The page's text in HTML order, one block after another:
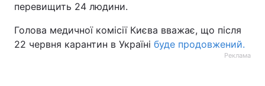
перевищить 24 людини.
Голова медичної комісії Києва вважає, що після
22 червня карантин в Україні буде продовжений.
Реклама